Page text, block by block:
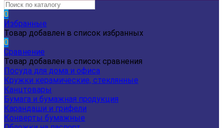
0
Избранные
Товар добавлен в список избранных
0
Сравнение
Товар добавлен в список сравнения
Посуда для дома и офиса
Кружки керамические, стеклянные
Канцтовары
Бумага и бумажная продукция
Карандаши и грифели
Конверты бумажные